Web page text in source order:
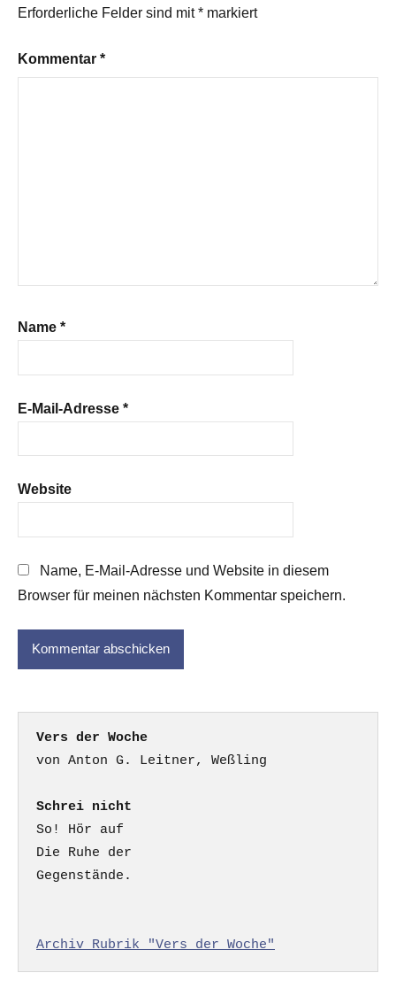
Erforderliche Felder sind mit* markiert
Kommentar *
Name *
E-Mail-Adresse *
Website
Name, E-Mail-Adresse und Website in diesem
Browser für meinen nächsten Kommentar speichern.
Vers der Woche
Schrei nicht
So! Hör auf
Die Ruhe der
Gegenstände.
Archiv Rubrik "Vers der Woche"